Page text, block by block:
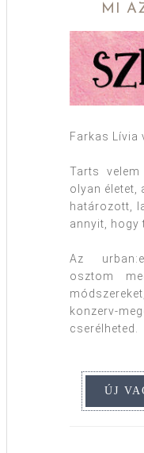
MI
Farkas Lívia
Tarts
olyan életet,
határozott,
annyit, hogy
Az
osztom
konzerv-
cserélheted.